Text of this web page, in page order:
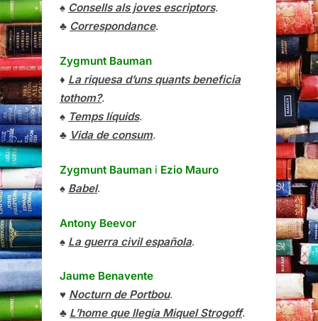
♠ Consells als joves escriptors.
♣ Correspondance.
Zygmunt Bauman
♦ La riquesa d’uns quants beneficia
tothom?.
♠ Temps líquids.
♣ Vida de consum.
Zygmunt Bauman i Ezio Mauro
♠ Babel.
Antony Beevor
♠ La guerra civil española.
Jaume Benavente
♥ Nocturn de Portbou.
♣ L’home que llegia Miquel Strogoff.